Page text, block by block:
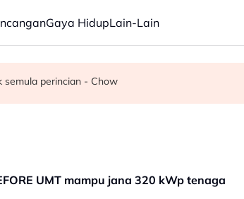
Gaya HidupLain-Lain
di Selat Hormuz
semula perincian - Chow
UMT mampu jana 320 kWp tenaga